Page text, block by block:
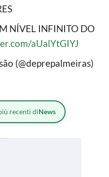
NÍVEL INFINITO DO
aUalYtGIYJ
(@deprepalmeiras)
recenti diNews